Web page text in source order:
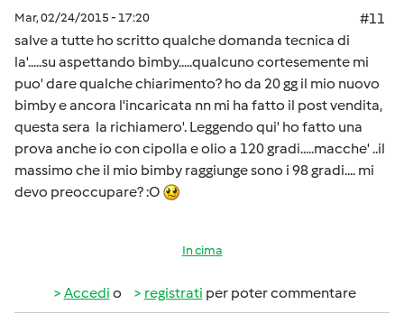
Mar, 02/24/2015 - 17:20
#11
salve a tutte ho scritto qualche domanda tecnica di
la'.....su aspettando bimby.....qualcuno cortesemente mi
puo' dare qualche chiarimento? ho da 20 gg il mio nuovo
bimby e ancora l'incaricata nn mi ha fatto il post vendita,
questa sera la richiamero'. Leggendo qui' ho fatto una
prova anche io con cipolla e olio a 120 gradi.....macche' ..il
massimo che il mio bimby raggiunge sono i 98 gradi.... mi
devo preoccupare? :O
In cima
Accedi o registrati per poter commentare